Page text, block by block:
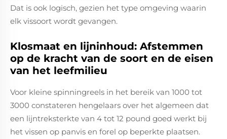
Dat is ook logisch, gezien het type omgeving waarin
elk vissoort wordt gevangen.
Klosmaat en lijninhoud: Afstemmen
op de kracht van de soort en de eisen
van het leefmilieu
Voor kleine spinningreels in het bereik van 1000 tot
3000 constateren hengelaars over het algemeen dat
een lijntreksterkte van 4 tot 12 pound goed werkt bij
het vissen op panvis en forel op beperkte plaatsen.